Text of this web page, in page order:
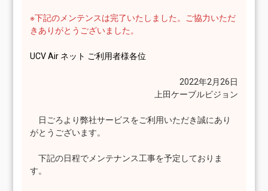
※下記のメンテンスは完了いたしました。ご協力いただ
きありがとうございました。
UCV Air ネット ご利用者様各位
2022年2月26日
上田ケーブルビジョン
日ごろより弊社サービスをご利用いただき誠にあり
がとうございます。
下記の日程でメンテナンス工事を予定しておりま
す。